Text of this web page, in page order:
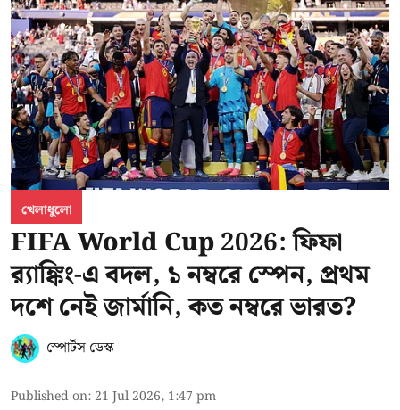
খেলাধুলো
FIFA World Cup 2026: ফিফা
র‍্যাঙ্কিং-এ বদল, ১ নম্বরে স্পেন, প্রথম
দশে নেই জার্মানি, কত নম্বরে ভারত?
স্পোর্টস ডেস্ক
Published on: 21 Jul 2026, 1:47 pm